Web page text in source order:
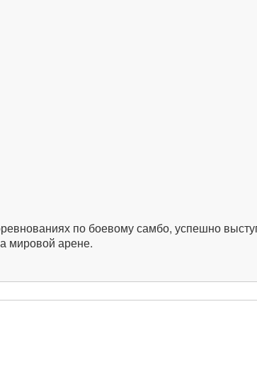
по боевому самбо, успешно
мировой арене.